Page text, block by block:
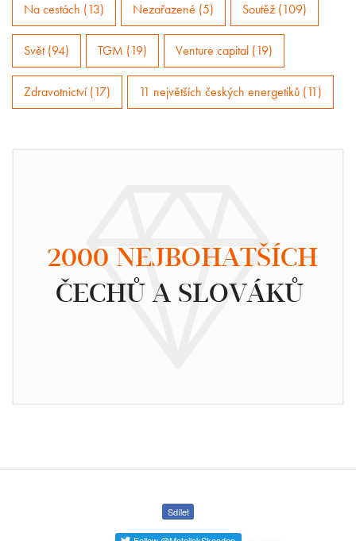
Na cestách (13) Nezařazené (5) Soutěž (109)
Svět (94) TGM (19) Venture capital (19)
Zdravotnictví (17) 11 největších českých energetiků (11)
2000 NEJBOHATŠÍCH
ČECHŮ A SLOVÁKŮ
Sdílet